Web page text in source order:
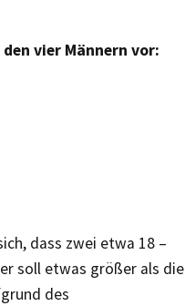
vier Männern vor:
dass zwei etwa 18 –
soll etwas größer als die
des